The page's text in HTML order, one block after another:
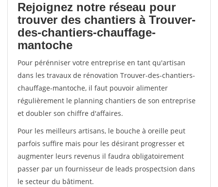
Rejoignez notre réseau pour
trouver des chantiers à Trouver-
des-chantiers-chauffage-
mantoche
Pour pérénniser votre entreprise en tant qu'artisan
dans les travaux de rénovation Trouver-des-chantiers-
chauffage-mantoche, il faut pouvoir alimenter
régulièrement le planning chantiers de son entreprise
et doubler son chiffre d'affaires.
Pour les meilleurs artisans, le bouche à oreille peut
parfois suffire mais pour les désirant progresser et
augmenter leurs revenus il faudra obligatoirement
passer par un fournisseur de leads prospectsion dans
le secteur du bâtiment.